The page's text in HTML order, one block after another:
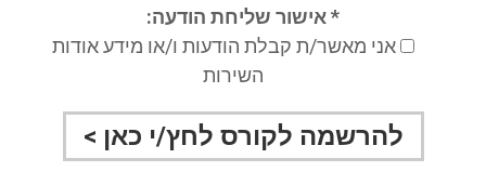
* אישור שליחת הודעה:
אני מאשר/ת קבלת הודעות ו/או מידע אודות
השירות